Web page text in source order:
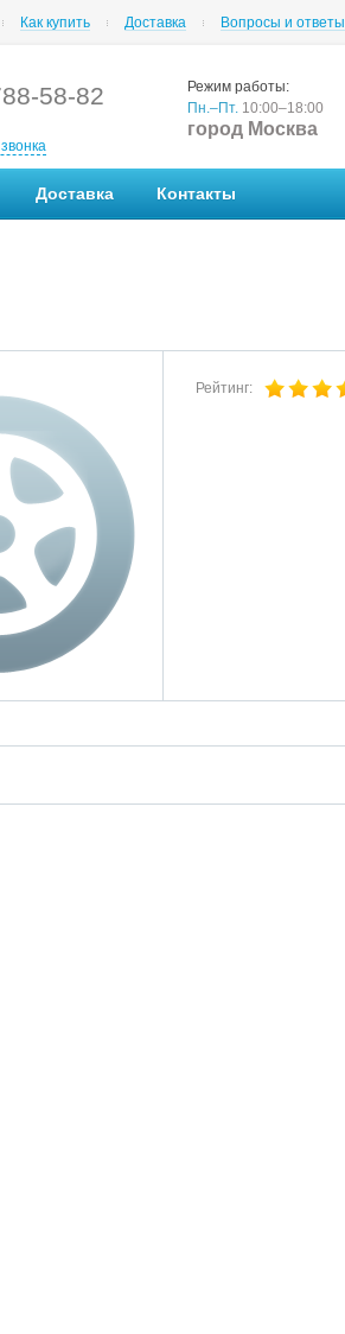
Как купить Доставка Вопросы и ответы
58-82
Режим работы:
Пн.–Пт. 10:00–18:00
город Москва
Доставка Контакты
Рейтинг: